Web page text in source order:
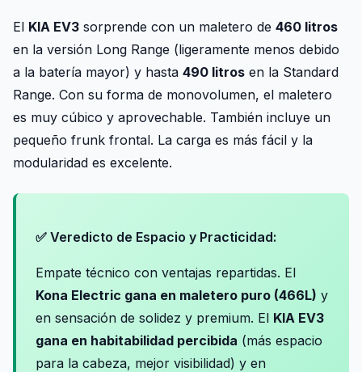
El KIA EV3 sorprende con un maletero de 460 litros
en la versión Long Range (ligeramente menos debido
a la batería mayor) y hasta 490 litros en la Standard
Range. Con su forma de monovolumen, el maletero
es muy cúbico y aprovechable. También incluye un
pequeño frunk frontal. La carga es más fácil y la
modularidad es excelente.
✅ Veredicto de Espacio y Practicidad:
Empate técnico con ventajas repartidas. El
Kona Electric gana en maletero puro (466L) y
en sensación de solidez y premium. El KIA EV3
gana en habitabilidad percibida (más espacio
para la cabeza, mejor visibilidad) y en